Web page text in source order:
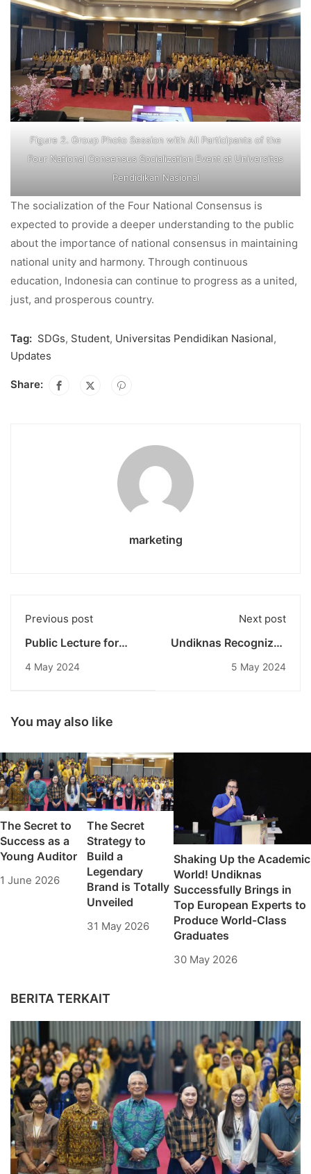
Figure 2. Group Photo Session with All Participants of the
Four National Consensus Socialization Event at Universitas
Pendidikan Nasional
The socialization of the Four National Consensus is
expected to provide a deeper understanding to the public
about the importance of national consensus in maintaining
national unity and harmony. Through continuous
education, Indonesia can continue to progress as a united,
just, and prosperous country.
Tag: SDGs, Student, Universitas Pendidikan Nasional,
Updates
Share:
marketing
Previous post
Public Lecture for
with the Governor of
4 May 2024
Next post
Undiknas Recognizes
Achievements in
5 May 2024
You may also like
The Secret to
Success as a
Young Auditor
1 June 2026
The Secret
Strategy to
Build a
Legendary
Brand is Totally
Unveiled
31 May 2026
Shaking Up the Academic
World! Undiknas
Successfully Brings in
Top European Experts to
Produce World-Class
Graduates
30 May 2026
BERITA TERKAIT